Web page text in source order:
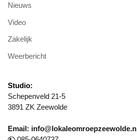
Nieuws
Video
Zakelijk
Weerbericht
Studio:
Schepenveld 21-5
3891 ZK Zeewolde
Email: info@lokaleomroepzeewolde.nl